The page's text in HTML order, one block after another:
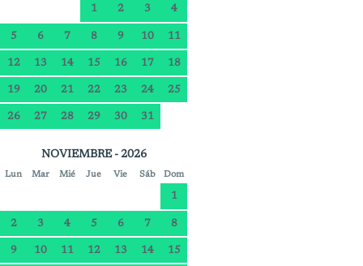
1 2 3 4
5 6 7 8 9 10 11
12 13 14 15 16 17 18
19 20 21 22 23 24 25
26 27 28 29 30 31
NOVIEMBRE - 2026
Lun Mar Mié Jue Vie Sáb Dom
1
2 3 4 5 6 7 8
9 10 11 12 13 14 15